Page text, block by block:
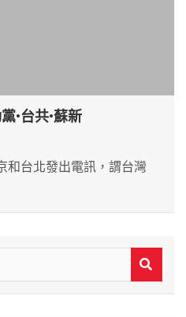
•台共•蘇新
和台北發出電訊，謂台灣